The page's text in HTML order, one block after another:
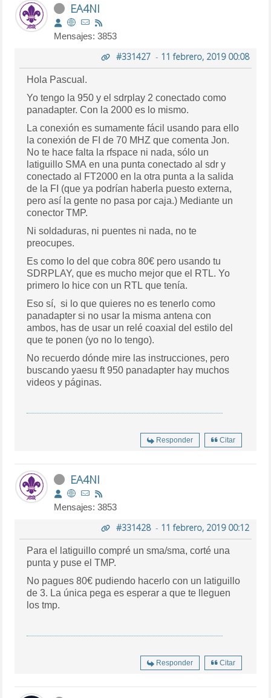
EA4NI
Mensajes: 3853
#331427- 11 febrero, 2019 00:08
Hola Pascual.
Yo tengo la 950 y el sdrplay 2 conectado como
panadapter. Con la 2000 es lo mismo.
La conexión es sumamente fácil usando para ello
la conexión de FI de 70 MHZ que comenta Jon.
No te hace falta la rfspace ni nada, sólo un
latiguillo SMA en una punta conectado al sdr y
conectado al FT2000 en la otra punta a la salida
de la FI (que ya podrían haberla puesto externa,
pero así la gente no pasa por caja.) Mediante un
conector TMP.
Ni soldaduras, ni puentes ni nada, no te
preocupes.
Es como lo del que cobra 80€ pero usando tu
SDRPLAY, que es mucho mejor que el RTL. Yo
primero lo hice con un RTL que tenía.
Eso sí, si lo que quieres no es tenerlo como
panadapter si no usar la misma antena con
ambos, has de usar un relé coaxial del estilo del
que te ponen (yo no lo tengo).
No recuerdo dónde mire las instrucciones, pero
buscando yaesu ft 950 panadapter hay muchos
videos y páginas.
Responder Citar
EA4NI
Mensajes: 3853
#331428- 11 febrero, 2019 00:12
Para el latiguillo compré un sma/sma, corté una
punta y puse el TMP.
No pagues 80€ pudiendo hacerlo con un latiguillo
de 3. La única pega es esperar a que te lleguen
los tmp.
Responder Citar